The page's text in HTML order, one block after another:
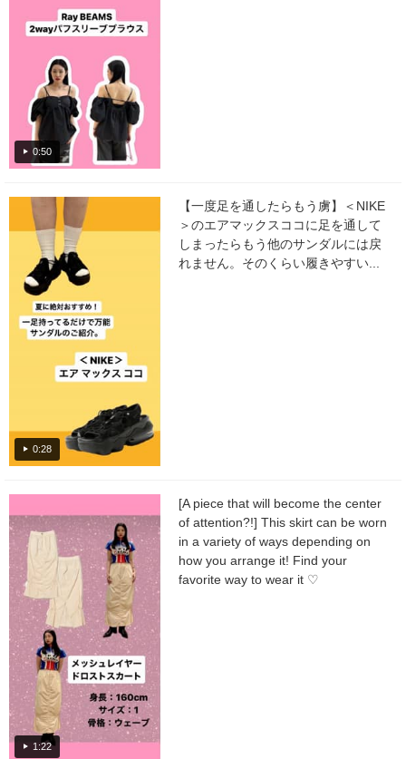
0:50
0:28
【一度足を通したらもう虜】＜NIKE
＞のエアマックスココに足を通して
しまったらもう他のサンダルには戻
れません。そのくらい履きやすい...
1:22
[A piece that will become the center
of attention?!] This skirt can be worn
in a variety of ways depending on
how you arrange it! Find your
favorite way to wear it ♡